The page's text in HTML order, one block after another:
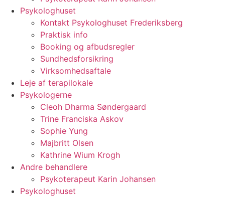
Psykologhuset
Kontakt Psykologhuset Frederiksberg
Praktisk info
Booking og afbudsregler
Sundhedsforsikring
Virksomhedsaftale
Leje af terapilokale
Psykologerne
Cleoh Dharma Søndergaard
Trine Franciska Askov
Sophie Yung
Majbritt Olsen
Kathrine Wium Krogh
Andre behandlere
Psykoterapeut Karin Johansen
Psykologhuset